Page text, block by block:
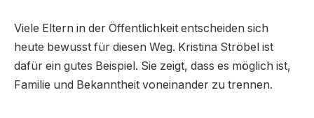
Viele Eltern in der Öffentlichkeit entscheiden sich
heute bewusst für diesen Weg. Kristina Ströbel ist
dafür ein gutes Beispiel. Sie zeigt, dass es möglich ist,
Familie und Bekanntheit voneinander zu trennen.